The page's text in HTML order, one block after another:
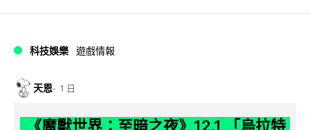
科技娛樂 遊戲情報
天恩 1 日
《魔獸世界：至暗之夜》12.1 「烏拉特